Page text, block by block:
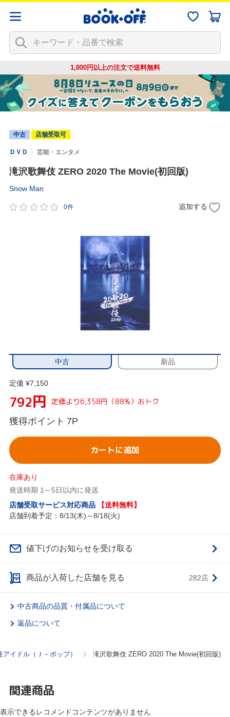
1,800円以上の注文で送料無料
中古 店舗受取可
ＤＶＤ 芸能・エンタメ
滝沢歌舞伎 ZERO 2020 The Movie(初回版)
Snow Man
0件 追加する
中古 新品
定価 ¥7,150
792円 定価より6,358円（88%）おトク
獲得ポイント 7P
カートに追加
在庫あり
発送時期 1～5日以内に発送
店舗受取サービス対応商品
【送料無料】
店舗到着予定：8/13(木)～8/18(火)
値下げのお知らせを受け取る
商品が入荷した店舗を見る 282店
中古商品の品質・付属品について
返品について
アイドル（Ｊ－ポップ） 滝沢歌舞伎 ZERO 2020 The Movie(初回版)
関連商品
表示できるレコメンドコンテンツがありません